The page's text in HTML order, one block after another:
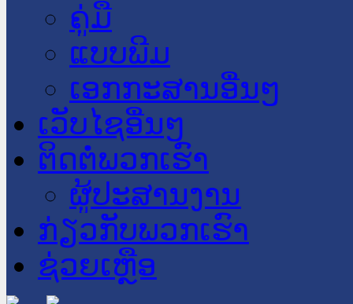
ຄູ່ມື
ແບບພີມ
ເອກກະສານອື່ນໆ
ເວັບໄຊອື່ນໆ
ຕິດຕໍ່ພວກເຮົາ
ຜູ້ປະສານງານ
ກ່ຽວກັບພວກເຮົາ
ຊ່ວຍເຫຼືອ